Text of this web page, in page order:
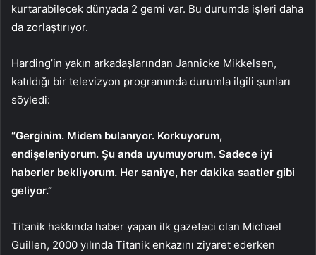
kurtarabilecek dünyada 2 gemi var. Bu durumda işleri daha
da zorlaştırıyor.
Harding’in yakın arkadaşlarından Jannicke Mikkelsen,
katıldığı bir televizyon programında durumla ilgili şunları
söyledi:
“Gerginim. Midem bulanıyor. Korkuyorum,
endişeleniyorum. Şu anda uyumuyorum. Sadece iyi
haberler bekliyorum. Her saniye, her dakika saatler gibi
geliyor.”
Titanik hakkında haber yapan ilk gazeteci olan Michael
Guillen, 2000 yılında Titanik enkazını ziyaret ederken